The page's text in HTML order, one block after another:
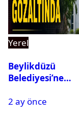
Yerel
Beylikdüzü
Belediyesi’ne
Gözaltına Alındı
2 ay önce